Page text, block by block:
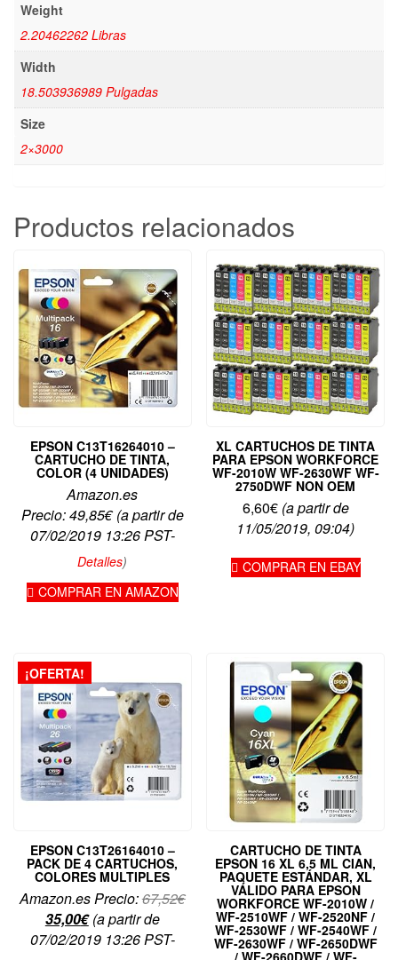
Weight
2.20462262 Libras
Width
18.503936989 Pulgadas
Size
2×3000
Productos relacionados
EPSON C13T16264010 –
CARTUCHO DE TINTA,
COLOR (4 UNIDADES)
Amazon.es
Precio:49,85€(a partir de
07/02/2019 13:26 PST-
Detalles)
COMPRAR EN AMAZON
XL CARTUCHOS DE TINTA
PARA EPSON WORKFORCE
WF-2010W WF-2630WF WF-
2750DWF NON OEM
6,60€ (a partir de
11/05/2019, 09:04)
COMPRAR EN EBAY
¡OFERTA!
EPSON C13T26164010 –
PACK DE 4 CARTUCHOS,
COLORES MULTIPLES
Amazon.es Precio:67,52€El
precio
original
35,00€El
precio
(a partir de
07/02/2019 13:26 PST-
CARTUCHO DE TINTA
EPSON 16 XL 6,5 ML CIAN,
PAQUETE ESTÁNDAR, XL
VÁLIDO PARA EPSON
WORKFORCE WF-2010W /
WF-2510WF / WF-2520NF /
WF-2530WF / WF-2540WF /
WF-2630WF / WF-2650DWF
/ WF-2660DWF / WF-